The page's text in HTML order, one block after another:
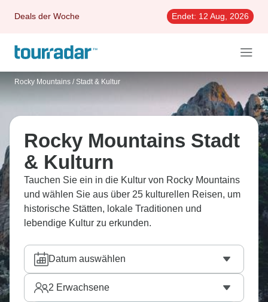
Deals der Woche Endet: 12 Aug, 2026
Rocky Mountains / Stadt & Kultur
Rocky Mountains Stadt
& Kulturn
Tauchen Sie ein in die Kultur von Rocky Mountains
und wählen Sie aus über 25 kulturellen Reisen, um
historische Stätten, lokale Traditionen und
lebendige Kultur zu erkunden.
Datum auswählen
2 Erwachsene